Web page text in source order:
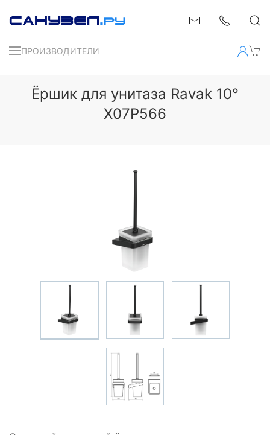
ПРОИЗВОДИТЕЛИ
Ёршик для унитаза Ravak 10°
X07P566